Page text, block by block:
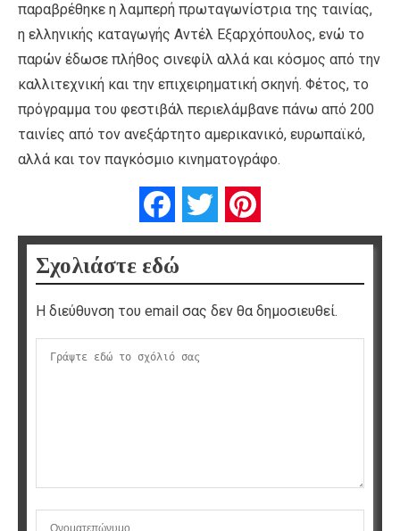
παραβρέθηκε η λαμπερή πρωταγωνίστρια της ταινίας,
η ελληνικής καταγωγής Αντέλ Εξαρχόπουλος, ενώ το
παρών έδωσε πλήθος σινεφίλ αλλά και κόσμος από την
καλλιτεχνική και την επιχειρηματική σκηνή. Φέτος, το
πρόγραμμα του φεστιβάλ περιελάμβανε πάνω από 200
ταινίες από τον ανεξάρτητο αμερικανικό, ευρωπαϊκό,
αλλά και τον παγκόσμιο κινηματογράφο.
FacebookTwitter
Σχολιάστε εδώ
Η διεύθυνση του email σας δεν θα δημοσιευθεί.